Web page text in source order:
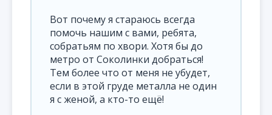
Вот почему я стараюсь всегда
помочь нашим с вами, ребята,
собратьям по хвори. Хотя бы до
метро от Соколинки добраться!
Тем более что от меня не убудет,
если в этой груде металла не один
я с женой, а кто-то ещё!